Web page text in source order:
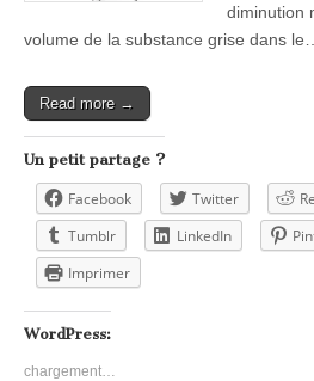
diminution
volume de la substance grise dans le…
Read more →
Un petit partage ?
Facebook Twitter
Tumblr
LinkedIn
Imprimer
WordPress:
chargement…